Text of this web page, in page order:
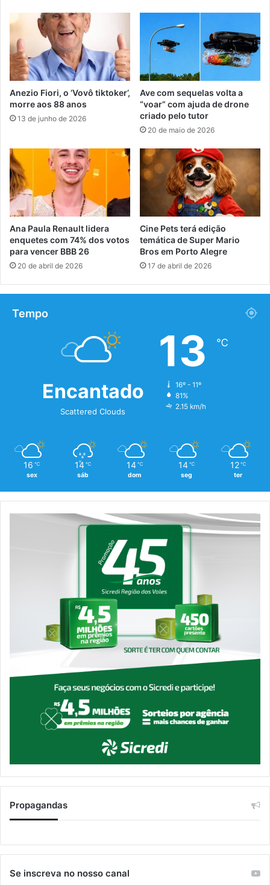
Anezio Fiori, o ‘Vovô tiktoker’,
morre aos 88 anos
13 de junho de 2026
Ave com sequelas volta a
“voar” com ajuda de drone
criado pelo tutor
20 de maio de 2026
Ana Paula Renault lidera
enquetes com 74% dos votos
para vencer BBB 26
20 de abril de 2026
Cine Pets terá edição
temática de Super Mario
Bros em Porto Alegre
17 de abril de 2026
Tempo
Encantado
Scattered Clouds
13 ℃
16º - 11º
81%
2.15 km/h
16 ℃
sex
14 ℃
sáb
14 ℃
dom
14 ℃
seg
12 ℃
ter
Propagandas
Se inscreva no nosso canal